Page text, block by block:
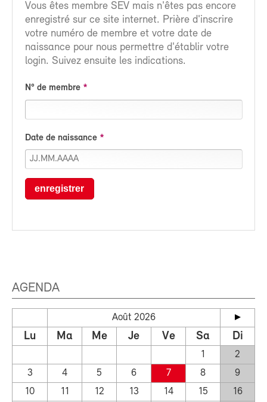
Vous êtes membre SEV mais n'êtes pas encore
enregistré sur ce site internet. Prière d'inscrire
votre numéro de membre et votre date de
naissance pour nous permettre d'établir votre
login. Suivez ensuite les indications.
N° de membre
Date de naissance
enregistrer
AGENDA
Août 2026
Lu Ma Me Je Ve Sa Di
1
2
3
4 5 6 7 8
9
10
11 12 13 14 15
16